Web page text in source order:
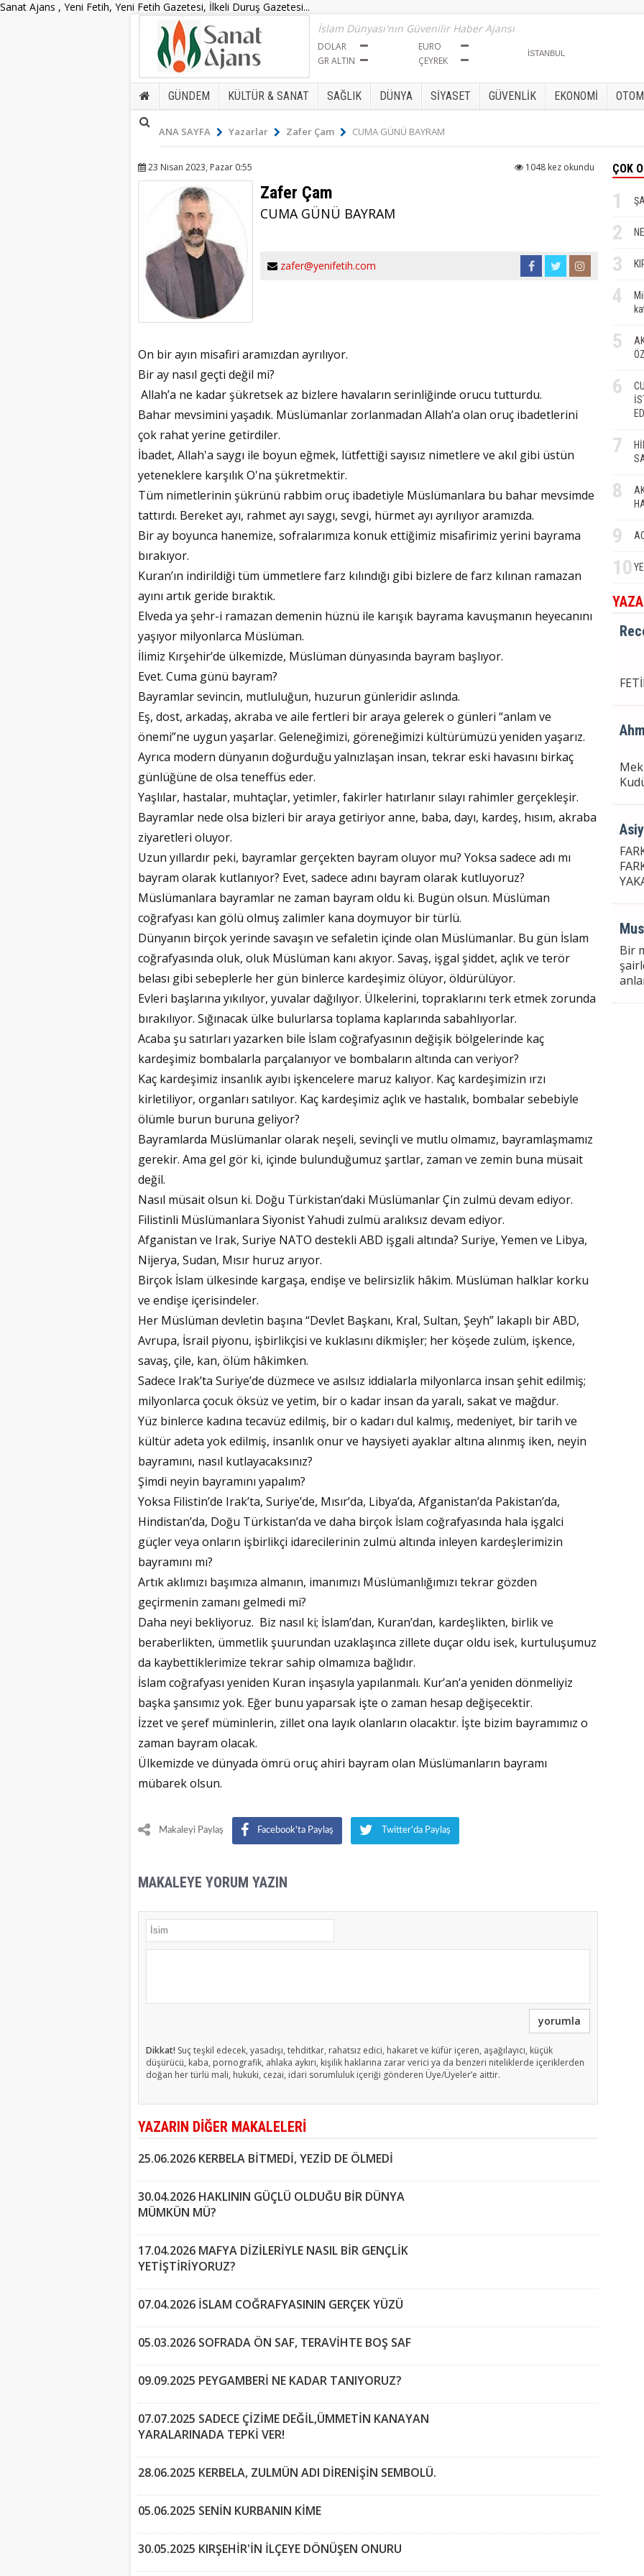
Sanat Ajans , Yeni Fetih, Yeni Fetih Gazetesi, İlkeli Duruş Gazetesi...
İslam Dünyası'nın Güvenilir Haber Ajansı
DOLAR
EURO
GR ALTIN
ÇEYREK
GÜNDEM KÜLTÜR & SANAT SAĞLIK DÜNYA SİYASET GÜVENLİK EKONOMİ
ANA SAYFA Yazarlar Zafer Çam CUMA GÜNÜ BAYRAM
23 Nisan 2023, Pazar 0:55 1048 kez okundu
Zafer Çam
CUMA GÜNÜ BAYRAM
zafer@yenifetih.com
On bir ayın misafiri aramızdan ayrılıyor.
Bir ay nasıl geçti değil mi?
Allah’a ne kadar şükretsek az bizlere havaların serinliğinde orucu tutturdu.
Bahar mevsimini yaşadık. Müslümanlar zorlanmadan Allah’a olan oruç ibadetlerini
çok rahat yerine getirdiler.
İbadet, Allah'a saygı ile boyun eğmek, lütfettiği sayısız nimetlere ve akıl gibi üstün
yeteneklere karşılık O'na şükretmektir.
Tüm nimetlerinin şükrünü rabbim oruç ibadetiyle Müslümanlara bu bahar mevsimde
tattırdı. Bereket ayı, rahmet ayı saygı, sevgi, hürmet ayı ayrılıyor aramızda.
Bir ay boyunca hanemize, sofralarımıza konuk ettiğimiz misafirimiz yerini bayrama
bırakıyor.
Kuran’ın indirildiği tüm ümmetlere farz kılındığı gibi bizlere de farz kılınan ramazan
ayını artık geride bıraktık.
Elveda ya şehr-i ramazan demenin hüznü ile karışık bayrama kavuşmanın heyecanını
yaşıyor milyonlarca Müslüman.
İlimiz Kırşehir’de ülkemizde, Müslüman dünyasında bayram başlıyor.
Evet. Cuma günü bayram?
Bayramlar sevincin, mutluluğun, huzurun günleridir aslında.
Eş, dost, arkadaş, akraba ve aile fertleri bir araya gelerek o günleri “anlam ve
önemi”ne uygun yaşarlar. Geleneğimizi, göreneğimizi kültürümüzü yeniden yaşarız.
Ayrıca modern dünyanın doğurduğu yalnızlaşan insan, tekrar eski havasını birkaç
günlüğüne de olsa teneffüs eder.
Yaşlılar, hastalar, muhtaçlar, yetimler, fakirler hatırlanır sılayı rahimler gerçekleşir.
Bayramlar nede olsa bizleri bir araya getiriyor anne, baba, dayı, kardeş, hısım, akraba
ziyaretleri oluyor.
Uzun yıllardır peki, bayramlar gerçekten bayram oluyor mu? Yoksa sadece adı mı
bayram olarak kutlanıyor? Evet, sadece adını bayram olarak kutluyoruz?
Müslümanlara bayramlar ne zaman bayram oldu ki. Bugün olsun. Müslüman
coğrafyası kan gölü olmuş zalimler kana doymuyor bir türlü.
Dünyanın birçok yerinde savaşın ve sefaletin içinde olan Müslümanlar. Bu gün İslam
coğrafyasında oluk, oluk Müslüman kanı akıyor. Savaş, işgal şiddet, açlık ve terör
belası gibi sebeplerle her gün binlerce kardeşimiz ölüyor, öldürülüyor.
Evleri başlarına yıkılıyor, yuvalar dağılıyor. Ülkelerini, topraklarını terk etmek zorunda
bırakılıyor. Sığınacak ülke bulurlarsa toplama kaplarında sabahlıyorlar.
Acaba şu satırları yazarken bile İslam coğrafyasının değişik bölgelerinde kaç
kardeşimiz bombalarla parçalanıyor ve bombaların altında can veriyor?
Kaç kardeşimiz insanlık ayıbı işkencelere maruz kalıyor. Kaç kardeşimizin ırzı
kirletiliyor, organları satılıyor. Kaç kardeşimiz açlık ve hastalık, bombalar sebebiyle
ölümle burun buruna geliyor?
Bayramlarda Müslümanlar olarak neşeli, sevinçli ve mutlu olmamız, bayramlaşmamız
gerekir. Ama gel gör ki, içinde bulunduğumuz şartlar, zaman ve zemin buna müsait
değil.
Nasıl müsait olsun ki. Doğu Türkistan’daki Müslümanlar Çin zulmü devam ediyor.
Filistinli Müslümanlara Siyonist Yahudi zulmü aralıksız devam ediyor.
Afganistan ve Irak, Suriye NATO destekli ABD işgali altında? Suriye, Yemen ve Libya,
Nijerya, Sudan, Mısır huruz arıyor.
Birçok İslam ülkesinde kargaşa, endişe ve belirsizlik hâkim. Müslüman halklar korku
ve endişe içerisindeler.
Her Müslüman devletin başına “Devlet Başkanı, Kral, Sultan, Şeyh” lakaplı bir ABD,
Avrupa, İsrail piyonu, işbirlikçisi ve kuklasını dikmişler; her köşede zulüm, işkence,
savaş, çile, kan, ölüm hâkimken.
Sadece Irak’ta Suriye’de düzmece ve asılsız iddialarla milyonlarca insan şehit edilmiş;
milyonlarca çocuk öksüz ve yetim, bir o kadar insan da yaralı, sakat ve mağdur.
Yüz binlerce kadına tecavüz edilmiş, bir o kadarı dul kalmış, medeniyet, bir tarih ve
kültür adeta yok edilmiş, insanlık onur ve haysiyeti ayaklar altına alınmış iken, neyin
bayramını, nasıl kutlayacaksınız?
Şimdi neyin bayramını yapalım?
Yoksa Filistin’de Irak’ta, Suriye’de, Mısır’da, Libya’da, Afganistan’da Pakistan’da,
Hindistan’da, Doğu Türkistan’da ve daha birçok İslam coğrafyasında hala işgalci
güçler veya onların işbirlikçi idarecilerinin zulmü altında inleyen kardeşlerimizin
bayramını mı?
Artık aklımızı başımıza almanın, imanımızı Müslümanlığımızı tekrar gözden
geçirmenin zamanı gelmedi mi?
Daha neyi bekliyoruz. Biz nasıl ki; İslam’dan, Kuran’dan, kardeşlikten, birlik ve
beraberlikten, ümmetlik şuurundan uzaklaşınca zillete duçar oldu isek, kurtuluşumuz
da kaybettiklerimize tekrar sahip olmamıza bağlıdır.
İslam coğrafyası yeniden Kuran inşasıyla yapılanmalı. Kur’an’a yeniden dönmeliyiz
başka şansımız yok. Eğer bunu yaparsak işte o zaman hesap değişecektir.
İzzet ve şeref müminlerin, zillet ona layık olanların olacaktır. İşte bizim bayramımız o
zaman bayram olacak.
Ülkemizde ve dünyada ömrü oruç ahiri bayram olan Müslümanların bayramı
mübarek olsun.
Makaleyi Paylaş Facebook'ta Paylaş Twitter'da Paylaş
MAKALEYE YORUM YAZIN
yorumla
Dikkat! Suç teşkil edecek, yasadışı, tehditkar, rahatsız edici, hakaret ve küfür içeren, aşağılayıcı, küçük
düşürücü, kaba, pornografik, ahlaka aykırı, kişilik haklarına zarar verici ya da benzeri niteliklerde içeriklerden
doğan her türlü mali, hukuki, cezai, idari sorumluluk içeriği gönderen Üye/Üyeler’e aittir.
YAZARIN DİĞER MAKALELERİ
25.06.2026 KERBELA BİTMEDİ, YEZİD DE ÖLMEDİ
30.04.2026 HAKLININ GÜÇLÜ OLDUĞU BİR DÜNYA
MÜMKÜN MÜ?
17.04.2026 MAFYA DİZİLERİYLE NASIL BİR GENÇLİK
YETİŞTİRİYORUZ?
07.04.2026 İSLAM COĞRAFYASININ GERÇEK YÜZÜ
05.03.2026 SOFRADA ÖN SAF, TERAVİHTE BOŞ SAF
09.09.2025 PEYGAMBERİ NE KADAR TANIYORUZ?
07.07.2025 SADECE ÇİZİME DEĞİL,ÜMMETİN KANAYAN
YARALARINADA TEPKİ VER!
28.06.2025 KERBELA, ZULMÜN ADI DİRENİŞİN SEMBOLÜ.
05.06.2025 SENİN KURBANIN KİME
30.05.2025 KIRŞEHİR'İN İLÇEYE DÖNÜŞEN ONURU
ÇOK
1
2
3
4
5
6
7
8
9
10
Bir